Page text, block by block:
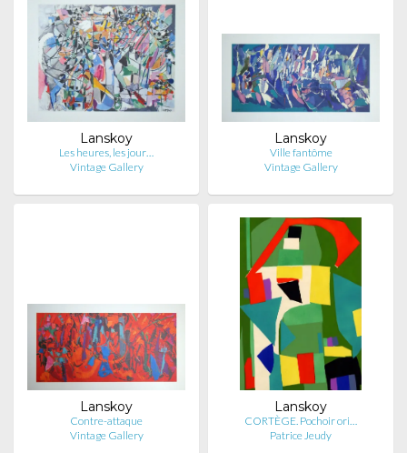
Lanskoy
Les heures, les jour…
Vintage Gallery
Lanskoy
Ville fantôme
Vintage Gallery
Lanskoy
Contre-attaque
Vintage Gallery
Lanskoy
CORTÈGE. Pochoir ori…
Patrice Jeudy